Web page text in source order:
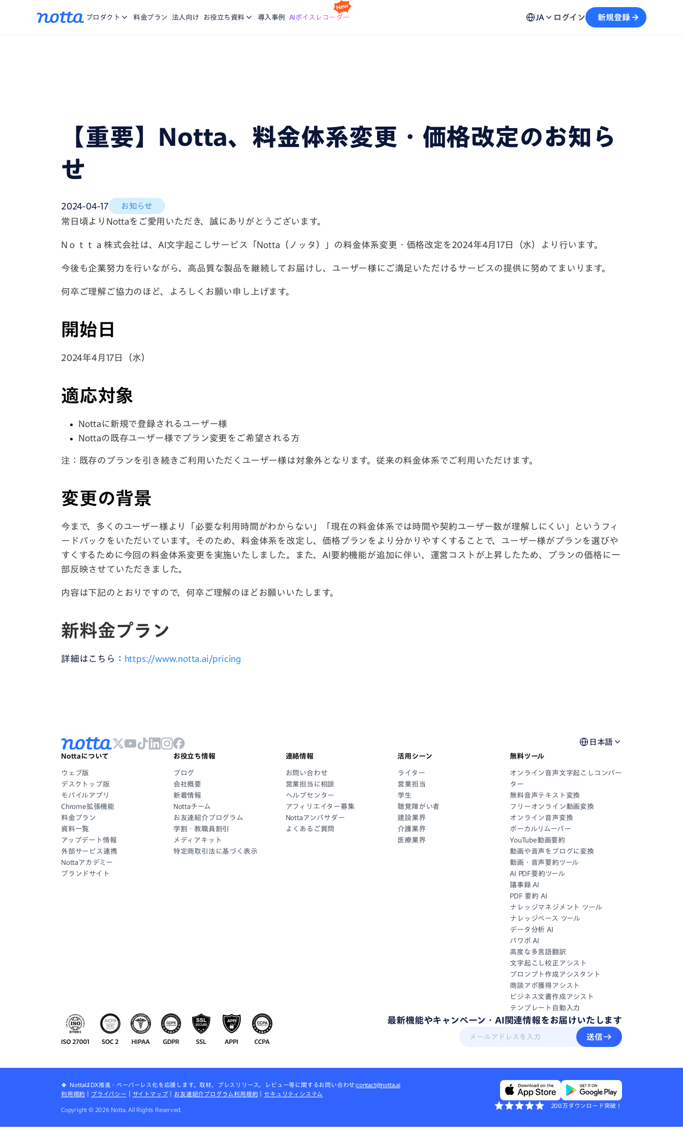
プロダクト
お問合せ iOS/Androidで使える文字起こしアプリ 会議の予約から文字起こしの流れがスムーズに
料金プラン 法人向け お役立ち資料
をご紹介。
Nottaの基本的な使い方について学ぶ。企業に向けた研修
コースも提供
利用方法、不具合の解決策など各種お問い合わせ窓口を
導入事例 AIボイスレコーダー JA ログイン 新規登録
【重要】Notta、料金体系変更・価格改定のお知ら
せ
2024-04-17 お知らせ
常日頃よりNottaをご愛用いただき、誠にありがとうございます。
Nｏｔｔａ株式会社は、AI文字起こしサービス「Notta（ノッタ）」の料金体系変更・価格改定を2024年4月17日（水）より行います。
今後も企業努力を行いながら、高品質な製品を継続してお届けし、ユーザー様にご満足いただけるサービスの提供に努めてまいります。
何卒ご理解ご協力のほど、よろしくお願い申し上げます。
開始日
2024年4月17日（水）
適応対象
Nottaに新規で登録されるユーザー様
Nottaの既存ユーザー様でプラン変更をご希望される方
注：既存のプランを引き続きご利用いただくユーザー様は対象外となります。従来の料金体系でご利用いただけます。
変更の背景
今まで、多くのユーザー様より「必要な利用時間がわからない」「現在の料金体系では時間や契約ユーザー数が理解しにくい」というフィ
ードバックをいただいています。そのため、料金体系を改定し、価格プランをより分かりやすくすることで、ユーザー様がプランを選びや
すくするために今回の料金体系変更を実施いたしました。また、AI要約機能が追加に伴い、運営コストが上昇したため、プランの価格に一
部反映させていただきました。
内容は下記のとおりですので、何卒ご理解のほどお願いいたします。
新料金プラン
詳細はこちら： https://www.notta.ai/pricing
日本語
Nottaについて
ウェブ版
デスクトップ版
モバイルアプリ
Chrome拡張機能
料金プラン
資料一覧
アップデート情報
外部サービス連携
Nottaアカデミー
ブランドサイト
お役立ち情報
ブログ
会社概要
新着情報
Nottaチーム
お友達紹介プログラム
学割・教職員割引
メディアキット
特定商取引法に基づく表示
連絡情報
お問い合わせ
営業担当に相談
ヘルプセンター
アフィリエイター募集
Nottaアンバサダー
よくあるご質問
活用シーン
ライター
営業担当
学生
聴覚障がい者
建設業界
介護業界
医療業界
無料ツール
オンライン音声文字起こしコンバー
ター
無料音声テキスト変換
フリーオンライン動画変換
オンライン音声変換
ボーカルリムーバー
YouTube動画要約
動画や音声をブログに変換
動画・音声要約ツール
AI PDF要約ツール
議事録 AI
PDF 要約 AI
ナレッジマネジメント ツール
ナレッジベース ツール
データ分析 AI
パワポ AI
高度な多言語翻訳
文字起こし校正アシスト
プロンプト作成アシスタント
商談アポ獲得アシスト
ビジネス文書作成アシスト
テンプレート自動入力
最新機能やキャンペーン・ AI関連情報を お届けいたします
送信
🍀 NottaはDX推進・ペーパーレス化を応援します。取材、プレスリリース、レビュー等に関するお問い合わせ:contact@notta.ai
利用規約
プライバシー サイトマップ｜ お友達紹介プログラム利用規約
セキュリティシステム
200万ダウンロード突破！
Copyright © 2026Notta. All Rights Reserved.